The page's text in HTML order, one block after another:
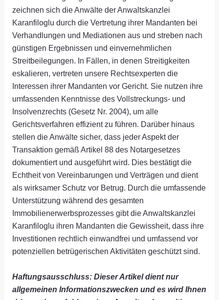
zeichnen sich die Anwälte der Anwaltskanzlei
Karanfiloglu durch die Vertretung ihrer Mandanten bei
Verhandlungen und Mediationen aus und streben nach
günstigen Ergebnissen und einvernehmlichen
Streitbeilegungen. In Fällen, in denen Streitigkeiten
eskalieren, vertreten unsere Rechtsexperten die
Interessen ihrer Mandanten vor Gericht. Sie nutzen ihre
umfassenden Kenntnisse des Vollstreckungs- und
Insolvenzrechts (Gesetz Nr. 2004), um alle
Gerichtsverfahren effizient zu führen. Darüber hinaus
stellen die Anwälte sicher, dass jeder Aspekt der
Transaktion gemäß Artikel 88 des Notargesetzes
dokumentiert und ausgeführt wird. Dies bestätigt die
Echtheit von Vereinbarungen und Verträgen und dient
als wirksamer Schutz vor Betrug. Durch die umfassende
Unterstützung während des gesamten
Immobilienerwerbsprozesses gibt die Anwaltskanzlei
Karanfiloglu ihren Mandanten die Gewissheit, dass ihre
Investitionen rechtlich einwandfrei und umfassend vor
potenziellen betrügerischen Aktivitäten geschützt sind.
Haftungsausschluss: Dieser Artikel dient nur
allgemeinen Informationszwecken und es wird Ihnen